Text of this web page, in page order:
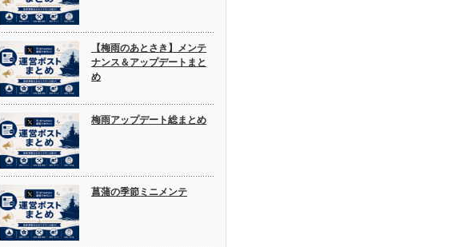
【梅雨のあとさき】メンテ
ナンス＆アップデートまと
め
梅雨アップデート総まとめ
菖蒲の季節ミニメンテ